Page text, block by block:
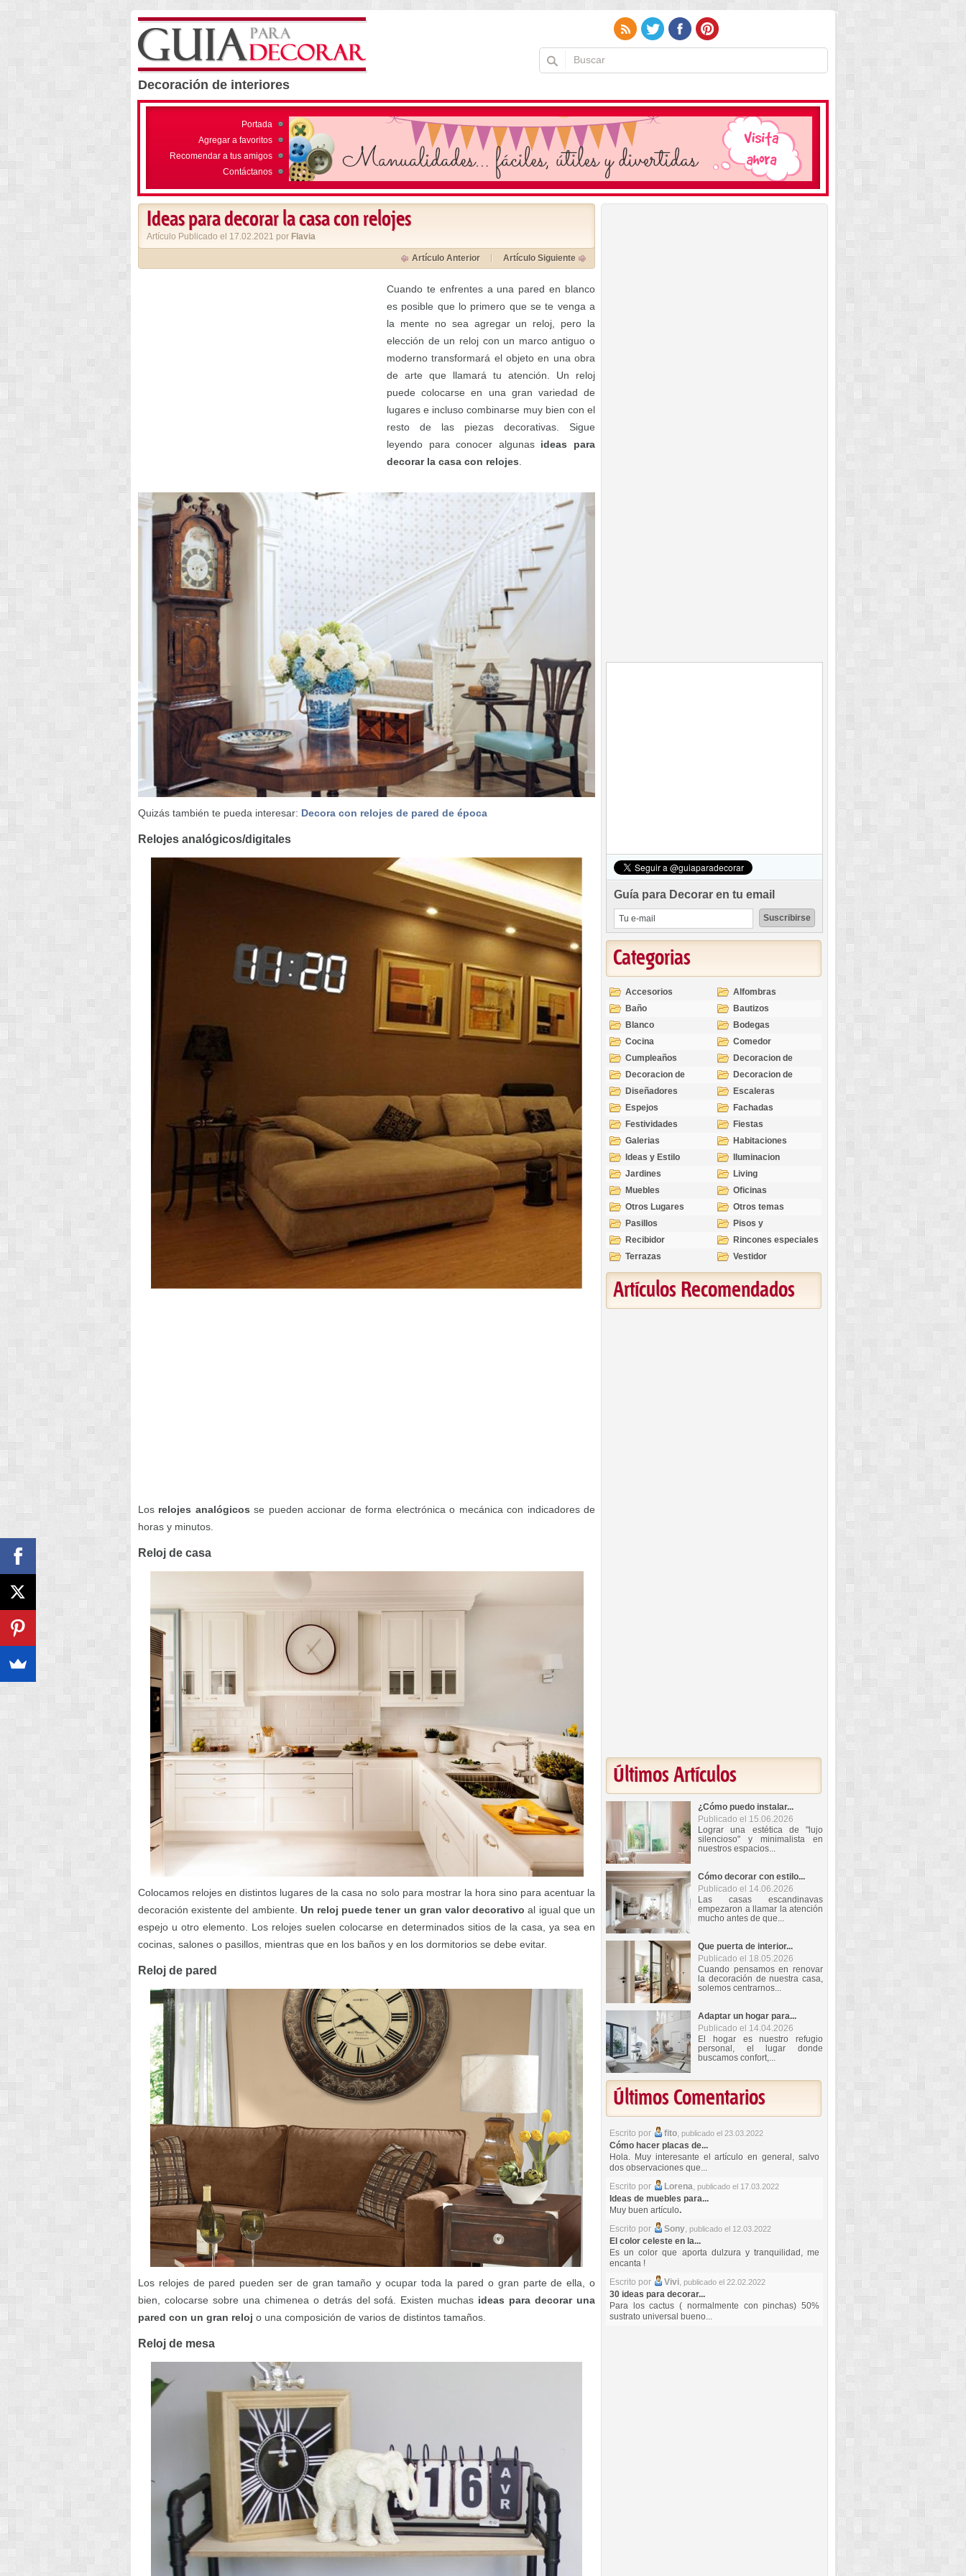
Decoración de interiores
Portada
Agregar a favoritos
Recomendar a tus amigos
Contáctanos
Ideas para decorar la casa con relojes
Artículo Publicado el 17.02.2021 por Flavia
Artículo Anterior Artículo Siguiente
Cuando te enfrentes a una pared en blanco
es posible que lo primero que se te venga a
la mente no sea agregar un reloj, pero la
elección de un reloj con un marco antiguo o
moderno transformará el objeto en una obra
de arte que llamará tu atención. Un reloj
puede colocarse en una gran variedad de
lugares e incluso combinarse muy bien con el
resto de las piezas decorativas. Sigue
leyendo para conocer algunas ideas para
decorar la casa con relojes
Quizás también te pueda interesar: Decora con relojes de pared de época
Relojes analógicos/digitales
Los relojes analógicos se pueden accionar de forma electrónica o mecánica con indicadores de
horas y minutos.
Reloj de casa
Colocamos relojes en distintos lugares de la casa no solo para mostrar la hora sino para acentuar la
decoración existente del ambiente. Un reloj puede tener un gran valor decorativo al igual que un
espejo u otro elemento. Los relojes suelen colocarse en determinados sitios de la casa, ya sea en
cocinas, salones o pasillos, mientras que en los baños y en los dormitorios se debe evitar.
Reloj de pared
Los relojes de pared pueden ser de gran tamaño y ocupar toda la pared o gran parte de ella, o
bien, colocarse sobre una chimenea o detrás del sofá. Existen muchas ideas para decorar una
pared con un gran reloj o una composición de varios de distintos tamaños.
Reloj de mesa
Guía para Decorar en tu email
Categorias
Accesorios
Alfombras
Baño
Bautizos
Blanco
Bodegas
Cocina
Comedor
Cumpleaños
Decoracion de
Exteriores
Decoracion de
Interiores
Decoracion de
Ocasiones
Diseñadores
Escaleras
Espejos
Fachadas
Festividades
Fiestas
Galerias
Habitaciones
Ideas y Estilo
Iluminacion
Jardines
Living
Muebles
Oficinas
Otros Lugares
Otros temas
Pasillos
Pisos y
revestimientos
Recibidor
Rincones especiales
Terrazas
Vestidor
Artículos Recomendados
Últimos Artículos
¿Cómo puedo instalar...
Publicado el 15.06.2026
Lograr una estética de "lujo
silencioso" y minimalista en
nuestros espacios...
Cómo decorar con estilo...
Publicado el 14.06.2026
Las casas escandinavas
empezaron a llamar la atención
mucho antes de que...
Que puerta de interior...
Publicado el 18.05.2026
Cuando pensamos en renovar
la decoración de nuestra casa,
solemos centrarnos...
Adaptar un hogar para...
Publicado el 14.04.2026
El hogar es nuestro refugio
personal, el lugar donde
buscamos confort,...
Últimos Comentarios
Escrito por fito, publicado el 23.03.2022
Cómo hacer placas de...
Hola. Muy interesante el artículo en general, salvo
dos observaciones que...
Escrito por
Lorena, publicado el 17.03.2022
Ideas de muebles para...
Muy buen artículo.
Escrito por
Sony, publicado el 12.03.2022
El color celeste en la...
Es un color que aporta dulzura y tranquilidad, me
encanta !
Escrito por
Vivi, publicado el 22.02.2022
30 ideas para decorar...
Para los cactus ( normalmente con pinchas) 50%
sustrato universal bueno...